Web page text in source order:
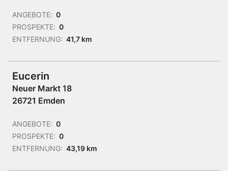
ANGEBOTE: 0
PROSPEKTE: 0
ENTFERNUNG: 41,7 km
Eucerin
Neuer Markt 18
26721 Emden
ANGEBOTE: 0
PROSPEKTE: 0
ENTFERNUNG: 43,19 km